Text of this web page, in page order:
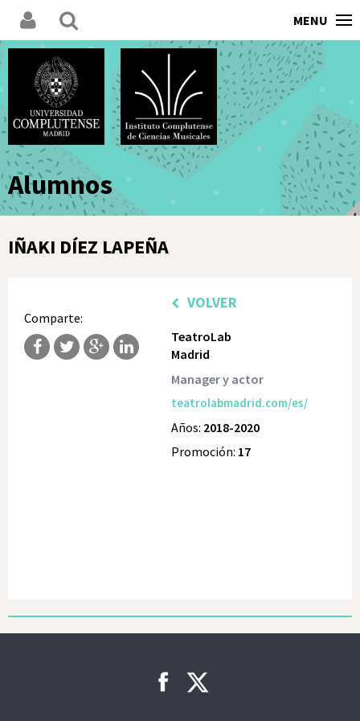
MENU
Alumnos
IÑAKI DÍEZ LAPEÑA
Comparte:
VOLVER
TeatroLab
Madrid
Manager y actor
teatrolabmadrid.com/es/
Años: 2018-2020
Promoción: 17